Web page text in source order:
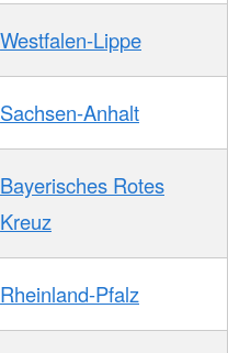
Westfalen-Lippe
Sachsen-Anhalt
Bayerisches Rotes
Kreuz
Rheinland-Pfalz